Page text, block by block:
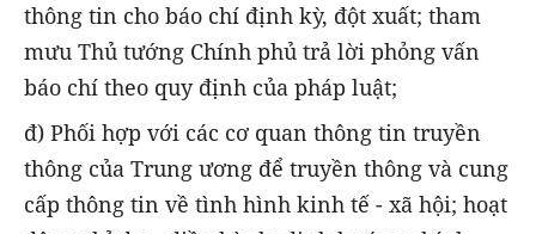
thông tin cho báo chí định kỳ, đột xuất; tham
mưu Thủ tướng Chính phủ trả lời phỏng vấn
báo chí theo quy định của pháp luật;
đ) Phối hợp với các cơ quan thông tin truyền
thông của Trung ương để truyền thông và cung
cấp thông tin về tình hình kinh tế - xã hội; hoạt